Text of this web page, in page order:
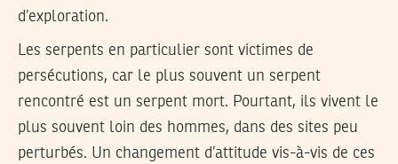
d’exploration.
Les serpents en particulier sont victimes de
persécutions, car le plus souvent un serpent
rencontré est un serpent mort. Pourtant, ils vivent le
plus souvent loin des hommes, dans des sites peu
perturbés. Un changement d’attitude vis-à-vis de ces